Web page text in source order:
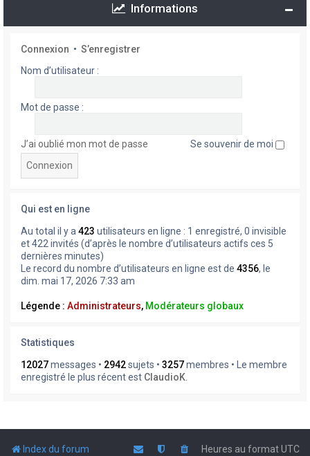
Informations
Connexion • S’enregistrer
Nom d’utilisateur :
Mot de passe :
J’ai oublié mon mot de passe Se souvenir de moi
Qui est en ligne
Au total il y a 423 utilisateurs en ligne : 1 enregistré, 0 invisible
et 422 invités (d’après le nombre d’utilisateurs actifs ces 5
dernières minutes)
Le record du nombre d’utilisateurs en ligne est de 4356, le
dim. mai 17, 2026 7:33 am
Légende : Administrateurs, Modérateurs globaux
Statistiques
12027messages • 2942sujets • 3257membres • Le membre
enregistré le plus récent est ClaudioK
Index du forum Heures au formatUTC